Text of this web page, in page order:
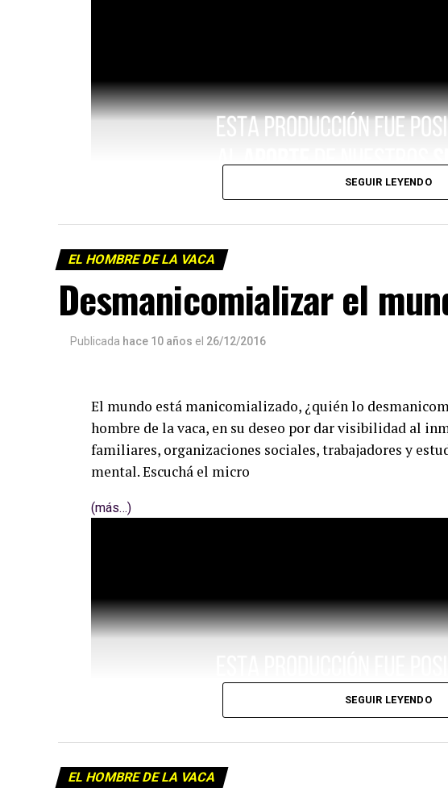
SEGUIR LEYENDO
EL HOMBRE DE LA VACA
Desmanicomializar el
Publicada hace 10 años el 26/12/2016
El mundo está manicomializado, ¿quién lo
hombre de la vaca, en su deseo por dar visibilidad al
familiares, organizaciones sociales, trabajadores y
mental. Escuchá el micro
(más…)
SEGUIR LEYENDO
EL HOMBRE DE LA VACA